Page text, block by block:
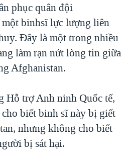
Ở VIỆT NAM
KIM TẠI VIỆT NAM
PHỦ VIỆT NAM
TRỘM HẢI SÂM
phục quân đội
binhsĩ lực lượng liên
Đây là một trong nhiều
làm rạn nứt lòng tin giữa
Afghanistan.
Hỗ trợ Anh ninh Quốc tế,
biết binh sĩ này bị giết
nhưng không cho biết
bị sát hại.